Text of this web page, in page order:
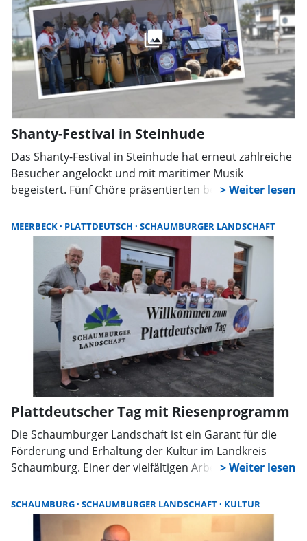
Shanty-Festival in Steinhude
Das Shanty-Festival in Steinhude hat erneut zahlreiche
Besucher angelockt und mit maritimer Musik
begeistert. Fünf Chöre präsentierten bei bestem
von klassischen Seemannsliedern bis zu modernen
Shanty-Interpretationen.
MEERBECK PLATTDEUTSCH SCHAUMBURGER LANDSCHAFT
Plattdeutscher Tag mit Riesenprogramm
Die Schaumburger Landschaft ist ein Garant für die
Förderung und Erhaltung der Kultur im Landkreis
Schaumburg. Einer der vielfältigen Arbeitskreise des
Hartmut Ahrens, Leiter des Arbeitskreises, trifft sich
seit geraumer Zeit mit örtlichen Akteuren, um das
Event, das dieses Mal in Meerbeck in der
SCHAUMBURG SCHAUMBURGER LANDSCHAFT KULTUR